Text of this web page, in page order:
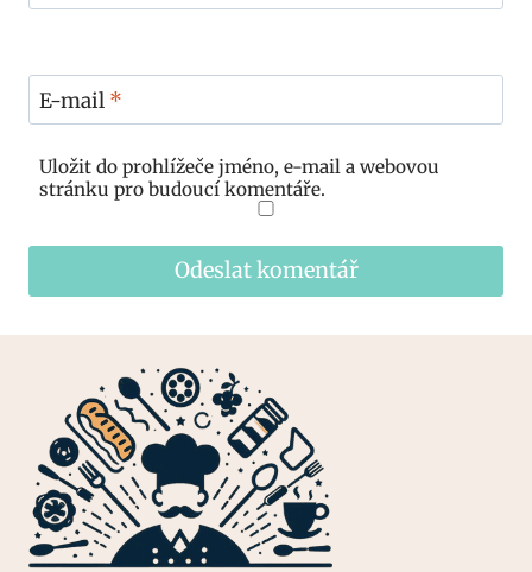
E-mail *
Uložit do prohlížeče jméno, e-mail a webovou
stránku pro budoucí komentáře.